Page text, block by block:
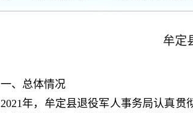
牟定
一、总体情况
2021年，牟定县退役军人事务局认真